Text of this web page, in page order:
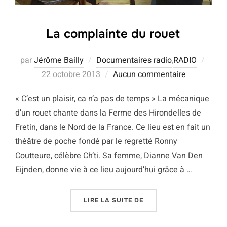
La complainte du rouet
parJérôme Bailly Documentaires radio,RADIO
22 octobre 2013
Aucun commentaire
« C’est un plaisir, ca n’a pas de temps » La mécanique
d’un rouet chante dans la Ferme des Hirondelles de
Fretin, dans le Nord de la France. Ce lieu est en fait un
théâtre de poche fondé par le regretté Ronny
Coutteure, célèbre Ch’ti. Sa femme, Dianne Van Den
Eijnden, donne vie à ce lieu aujourd’hui grâce à …
LIRE LA SUITE DE